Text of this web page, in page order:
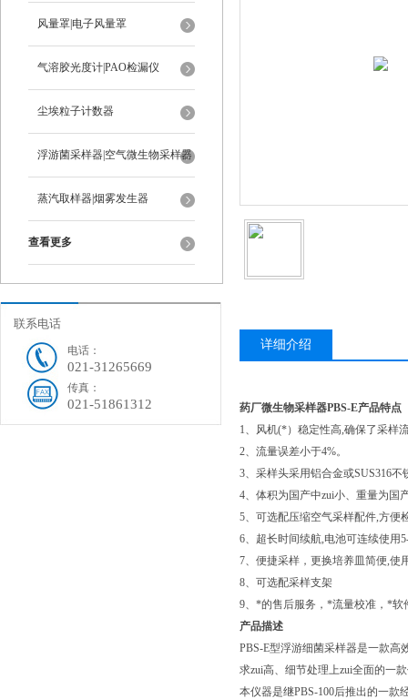
风量罩|电子风量罩
气溶胶光度计|PAO检漏仪
尘埃粒子计数器
浮游菌采样器|空气微生物采样器
蒸汽取样器|烟雾发生器
查看更多
联系电话
电话：
021-31265669
传真：
021-51861312
详细介绍
药厂微生物采样器PBS-E产品特点
1、风机(*）稳定性高,确保了采样
2、流量误差小于4%。
3、采样头采用铝合金或SUS316不
4、体积为国产中zui小、重量为国
5、可选配压缩空气采样配件,方便
6、超长时间续航,电池可连续使用
7、便捷采样，更换培养皿简便,使
8、可选配采样支架
9、*的售后服务，*流量校准，*软
产品描述
PBS-E型浮游细菌采样器是一款高
求zui高、细节处理上zui全面的一
本仪器是继PBS-100后推出的一款